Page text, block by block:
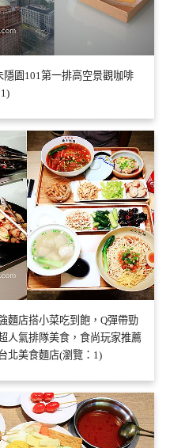
隱園101第一排高空景觀咖啡
麵店搭小菜吃到飽，Q彈帶勁
人氣排隊美食，食尚玩家推薦
北美食麵店(瀏覽：1)